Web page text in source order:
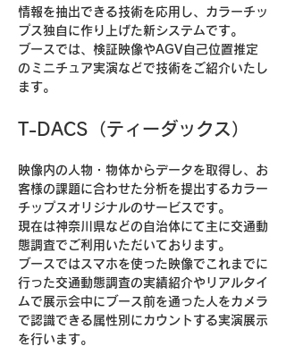
情報を抽出できる技術を応用し、カラーチッ
プス独自に作り上げた新システムです。
ブースでは、検証映像やAGV自己位置推定
のミニチュア実演などで技術をご紹介いたし
ます。
T-DACS（ティーダックス）
映像内の人物・物体からデータを取得し、お
客様の課題に合わせた分析を提出するカラー
チップスオリジナルのサービスです。
現在は神奈川県などの自治体にて主に交通動
態調査でご利用いただいております。
ブースではスマホを使った映像でこれまでに
行った交通動態調査の実績紹介やリアルタイ
ムで展示会中にブース前を通った人をカメラ
で認識できる属性別にカウントする実演展示
を行います。